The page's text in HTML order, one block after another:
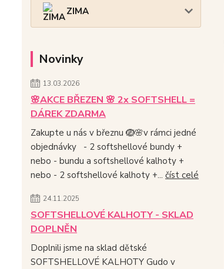
ZIMA
Novinky
13.03.2026
🌸AKCE BŘEZEN 🌸 2x SOFTSHELL =
DÁREK ZDARMA
Zakupte u nás v březnu 🪺🌸v rámci jedné
objednávky - 2 softshellové bundy +
nebo - bundu a softshellové kalhoty +
nebo - 2 softshellové kalhoty +... číst celé
24.11.2025
SOFTSHELLOVÉ KALHOTY - SKLAD
DOPLNĚN
Doplnili jsme na sklad dětské
SOFTSHELLOVÉ KALHOTY Gudo v